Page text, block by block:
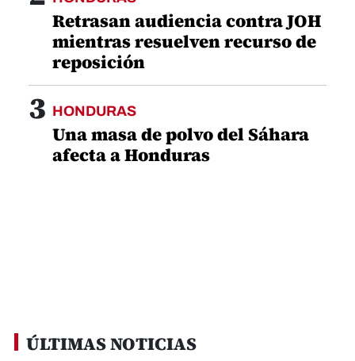
Retrasan audiencia contra JOH
mientras resuelven recurso de
reposición
3 HONDURAS
Una masa de polvo del Sáhara
afecta a Honduras
ÚLTIMAS NOTICIAS